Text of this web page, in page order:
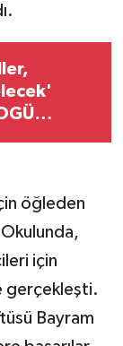
öğleden
için
gerçekleşti.
Bayram